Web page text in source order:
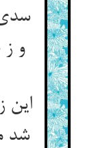
و
این
شد